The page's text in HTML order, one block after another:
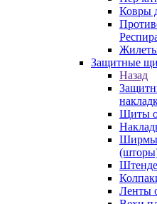
Ковры
Защитные
Назад
Щиты
Ширмы
Ленты